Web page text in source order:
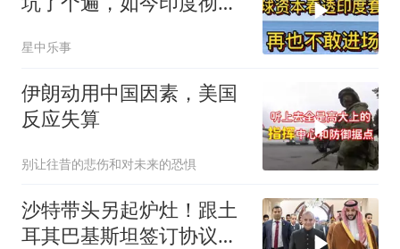
星中乐事
伊朗动用中国因素，美国
反应失算
别让往昔的悲伤和对未来的恐惧
沙特带头另起炉灶！跟土
耳其巴基斯坦签订协议，